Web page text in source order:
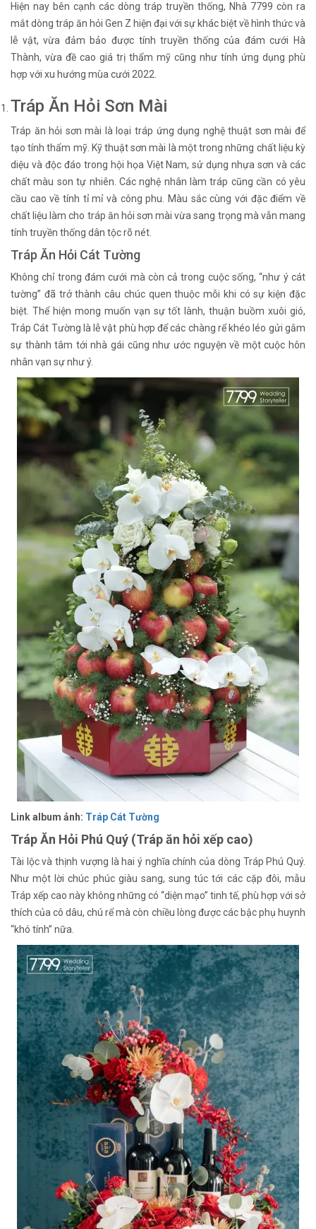
Hiện nay bên cạnh các dòng tráp truyền thống, Nhà 7799 còn ra
mắt dòng tráp ăn hỏi Gen Z hiện đại với sự khác biệt về hình thức và
lễ vật, vừa đảm bảo được tính truyền thống của đám cưới Hà
Thành, vừa đề cao giá trị thẩm mỹ cũng như tính ứng dụng phù
hợp với xu hướng mùa cưới 2022.
Tráp Ăn Hỏi Sơn Mài
Tráp ăn hỏi sơn mài là loại tráp ứng dụng nghệ thuật sơn mài để
tạo tính thẩm mỹ. Kỹ thuật sơn mài là một trong những chất liệu kỳ
diệu và độc đáo trong hội họa Việt Nam, sử dụng nhựa sơn và các
chất màu son tự nhiên. Các nghệ nhân làm tráp cũng cần có yêu
cầu cao về tính tỉ mỉ và công phu. Màu sắc cùng với đặc điểm về
chất liệu làm cho tráp ăn hỏi sơn mài vừa sang trọng mà vẫn mang
tính truyền thống dân tộc rõ nét.
Tráp Ăn Hỏi Cát Tường
Không chỉ trong đám cưới mà còn cả trong cuộc sống, “như ý cát
tường” đã trở thành câu chúc quen thuộc mỗi khi có sự kiện đặc
biệt. Thể hiện mong muốn vạn sự tốt lành, thuận buồm xuôi gió,
Tráp Cát Tường là lễ vật phù hợp để các chàng rể khéo léo gửi gắm
sự thành tâm tới nhà gái cũng như ước nguyện về một cuộc hôn
nhân vạn sự như ý.
Link album ảnh: Tráp Cát Tường
Tráp Ăn Hỏi Phú Quý (Tráp ăn hỏi xếp cao)
Tài lộc và thịnh vượng là hai ý nghĩa chính của dòng Tráp Phú Quý.
Như một lời chúc phúc giàu sang, sung túc tới các cặp đôi, mẫu
Tráp xếp cao này không những có “diện mạo” tinh tế, phù hợp với sở
thích của cô dâu, chú rể mà còn chiều lòng được các bậc phụ huynh
“khó tính” nữa.